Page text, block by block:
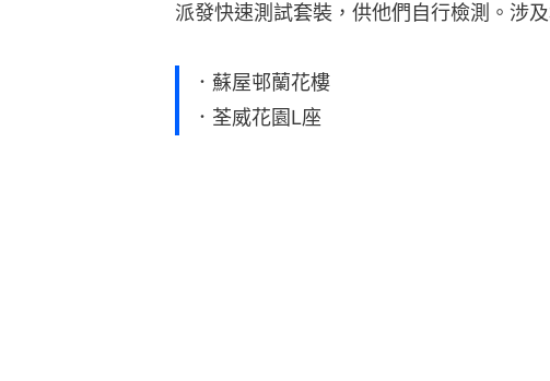
派發快速測試套裝，供他們自行檢測。涉及
．蘇屋邨蘭花樓
．荃威花園L座